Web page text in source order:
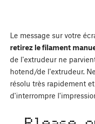
Le message sur votre
retirez le filament
de l'extrudeur ne
hotend/de l'extrudeur.
résolu très rapidement
d'interrompre